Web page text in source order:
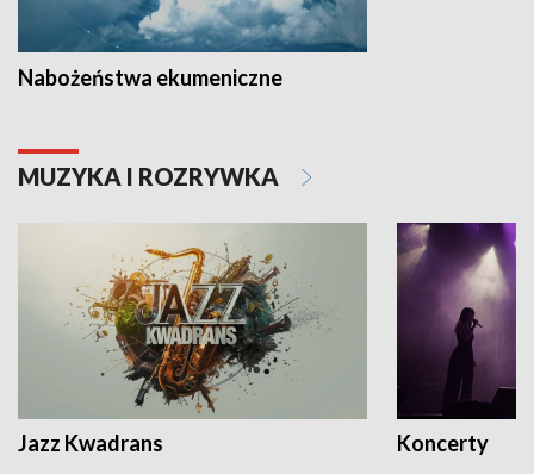
Nabożeństwa ekumeniczne
MUZYKA I ROZRYWKA
Jazz Kwadrans Koncerty